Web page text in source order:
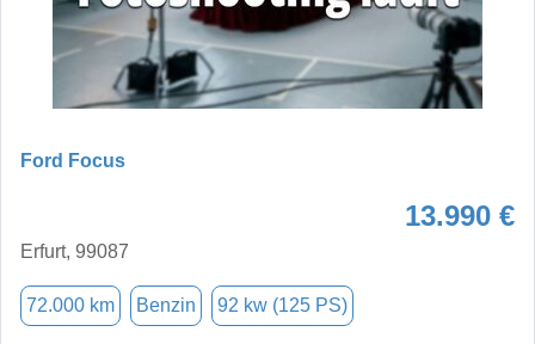
Ford Focus
13.990 €
Erfurt, 99087
72.000 km Benzin 92 kw (125 PS)